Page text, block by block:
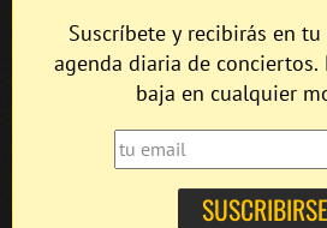
Suscríbete y recibirás en
agenda diaria de conciertos.
baja en cualquier